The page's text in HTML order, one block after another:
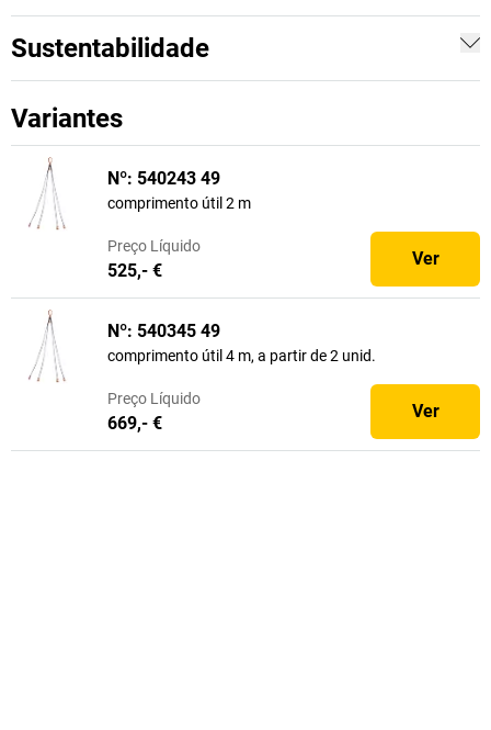
Sustentabilidade
Variantes
Nº: 540243 49
comprimento útil 2 m
Preço Líquido
525,- €
Ver
Nº: 540345 49
comprimento útil 4 m, a partir de 2 unid.
Preço Líquido
669,- €
Ver